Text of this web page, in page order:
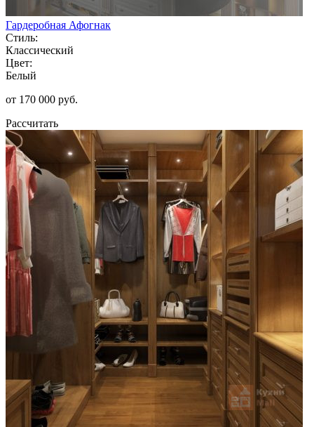
Гардеробная Афогнак
Стиль:
Классический
Цвет:
Белый
от 170 000 руб.
Рассчитать